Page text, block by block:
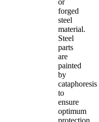
or
forged
steel
material.
Steel
parts
are
painted
by
cataphoresis
to
ensure
optimum
protection